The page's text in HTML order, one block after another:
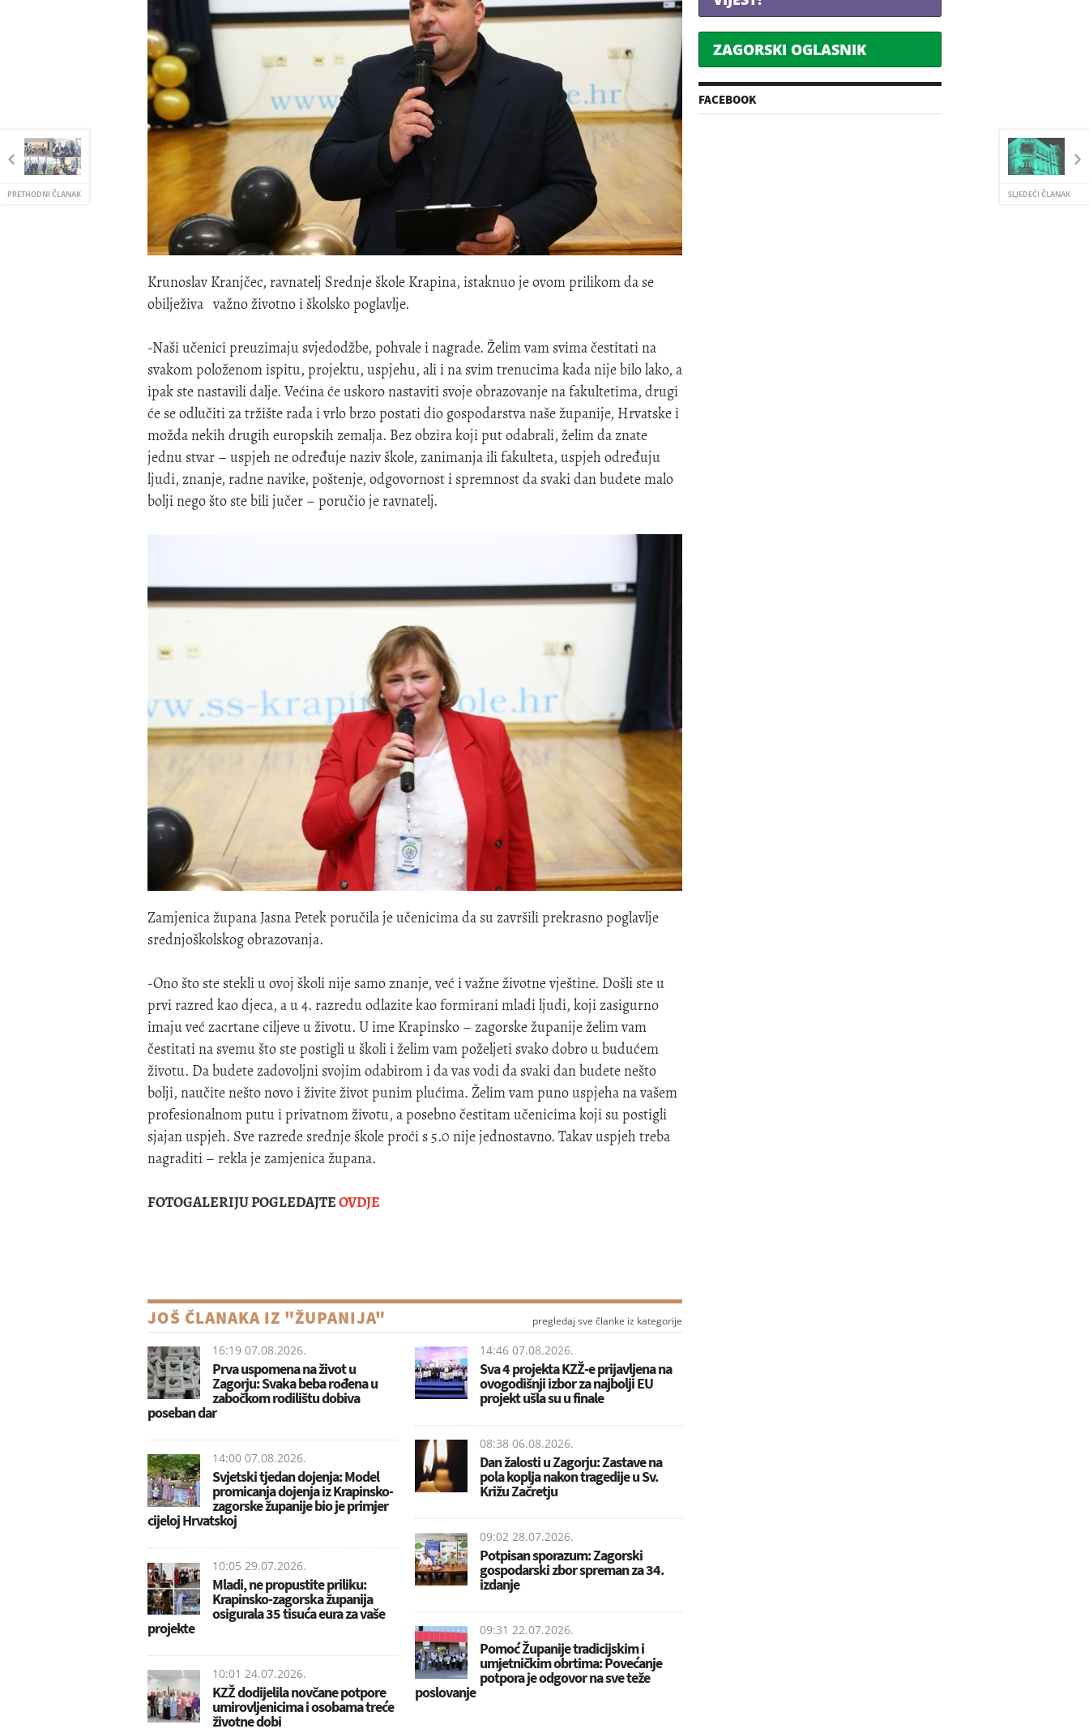
PRETHODNI ČLANAK SLJEDEĆI ČLANAK
Krunoslav Kranjčec, ravnatelj Srednje škole Krapina, istaknuo je ovom prilikom da se
obilježiva važno životno i školsko poglavlje.
-Naši učenici preuzimaju svjedodžbe, pohvale i nagrade. Želim vam svima čestitati na
svakom položenom ispitu, projektu, uspjehu, ali i na svim trenucima kada nije bilo lako, a
ipak ste nastavili dalje. Većina će uskoro nastaviti svoje obrazovanje na fakultetima, drugi
će se odlučiti za tržište rada i vrlo brzo postati dio gospodarstva naše županije, Hrvatske i
možda nekih drugih europskih zemalja. Bez obzira koji put odabrali, želim da znate
jednu stvar – uspjeh ne određuje naziv škole, zanimanja ili fakulteta, uspjeh određuju
ljudi, znanje, radne navike, poštenje, odgovornost i spremnost da svaki dan budete malo
bolji nego što ste bili jučer – poručio je ravnatelj.
Zamjenica župana Jasna Petek poručila je učenicima da su završili prekrasno poglavlje
srednjoškolskog obrazovanja.
-Ono što ste stekli u ovoj školi nije samo znanje, već i važne životne vještine. Došli ste u
prvi razred kao djeca, a u 4. razredu odlazite kao formirani mladi ljudi, koji zasigurno
imaju već zacrtane ciljeve u životu. U ime Krapinsko – zagorske županije želim vam
čestitati na svemu što ste postigli u školi i želim vam poželjeti svako dobro u budućem
životu. Da budete zadovoljni svojim odabirom i da vas vodi da svaki dan budete nešto
bolji, naučite nešto novo i živite život punim plućima. Želim vam puno uspjeha na vašem
profesionalnom putu i privatnom životu, a posebno čestitam učenicima koji su postigli
sjajan uspjeh. Sve razrede srednje škole proći s 5.0 nije jednostavno. Takav uspjeh treba
nagraditi – rekla je zamjenica župana.
FOTOGALERIJU POGLEDAJTEOVDJE
JOŠ ČLANAKA IZ "ŽUPANIJA" pregledaj sve članke iz kategorije
16:19 07.08.2026.
Prva uspomena na život u
Zagorju: Svaka beba rođena u
zabočkom rodilištu dobiva
poseban dar
14:00 07.08.2026.
Svjetski tjedan dojenja: Model
promicanja dojenja iz Krapinsko-
zagorske županije bio je primjer
cijeloj Hrvatskoj
10:05 29.07.2026.
Mladi, ne propustite priliku:
Krapinsko-zagorska županija
osigurala 35 tisuća eura za vaše
projekte
10:01 24.07.2026.
KZŽ dodijelila novčane potpore
umirovljenicima i osobama treće
životne dobi
14:46 07.08.2026.
Sva 4 projekta KZŽ-e prijavljena na
ovogodišnji izbor za najbolji EU
projekt ušla su u finale
08:38 06.08.2026.
Dan žalosti u Zagorju: Zastave na
pola koplja nakon tragedije u Sv.
Križu Začretju
09:02 28.07.2026.
Potpisan sporazum: Zagorski
gospodarski zbor spreman za 34.
izdanje
09:31 22.07.2026.
Pomoć Županije tradicijskim i
umjetničkim obrtima: Povećanje
potpora je odgovor na sve teže
poslovanje
ZAGORSKI OGLASNIK
FACEBOOK